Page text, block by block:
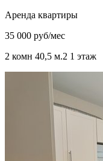
Аренда квартиры
35 000 руб/мес
2 комн 40,5 м.2 1 этаж